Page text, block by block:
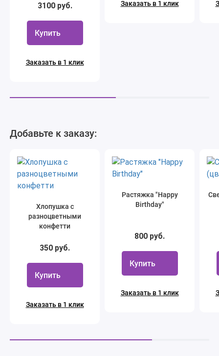
персиковые
3100 руб.
Купить
Заказать в 1 клик
Заказать в 1 клик
Добавьте к заказу:
Хлопушка с
разноцветными
конфетти
350 руб.
Купить
Заказать в 1 клик
Растяжка "Happy
Birthday"
800 руб.
Купить
Заказать в 1 клик